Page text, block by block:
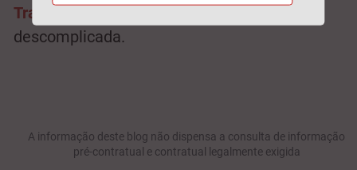
Tranquilidade
descomplicada.
A informação deste blog não dispensa a consulta de informação
pré-contratual e contratual legalmente exigida